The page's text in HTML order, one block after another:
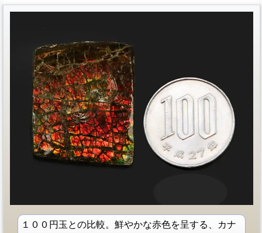
１００円玉との比較。鮮やかな赤色を呈する、カナ